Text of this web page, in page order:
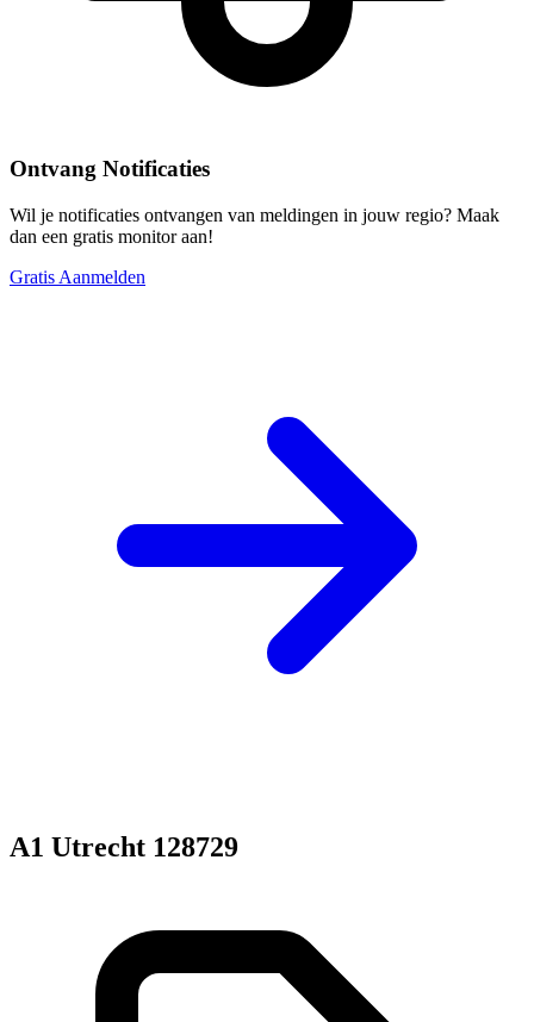
Ontvang Notificaties
Wil je notificaties ontvangen van meldingen in jouw regio? Maak
dan een gratis monitor aan!
Gratis Aanmelden
A1 Utrecht 128729